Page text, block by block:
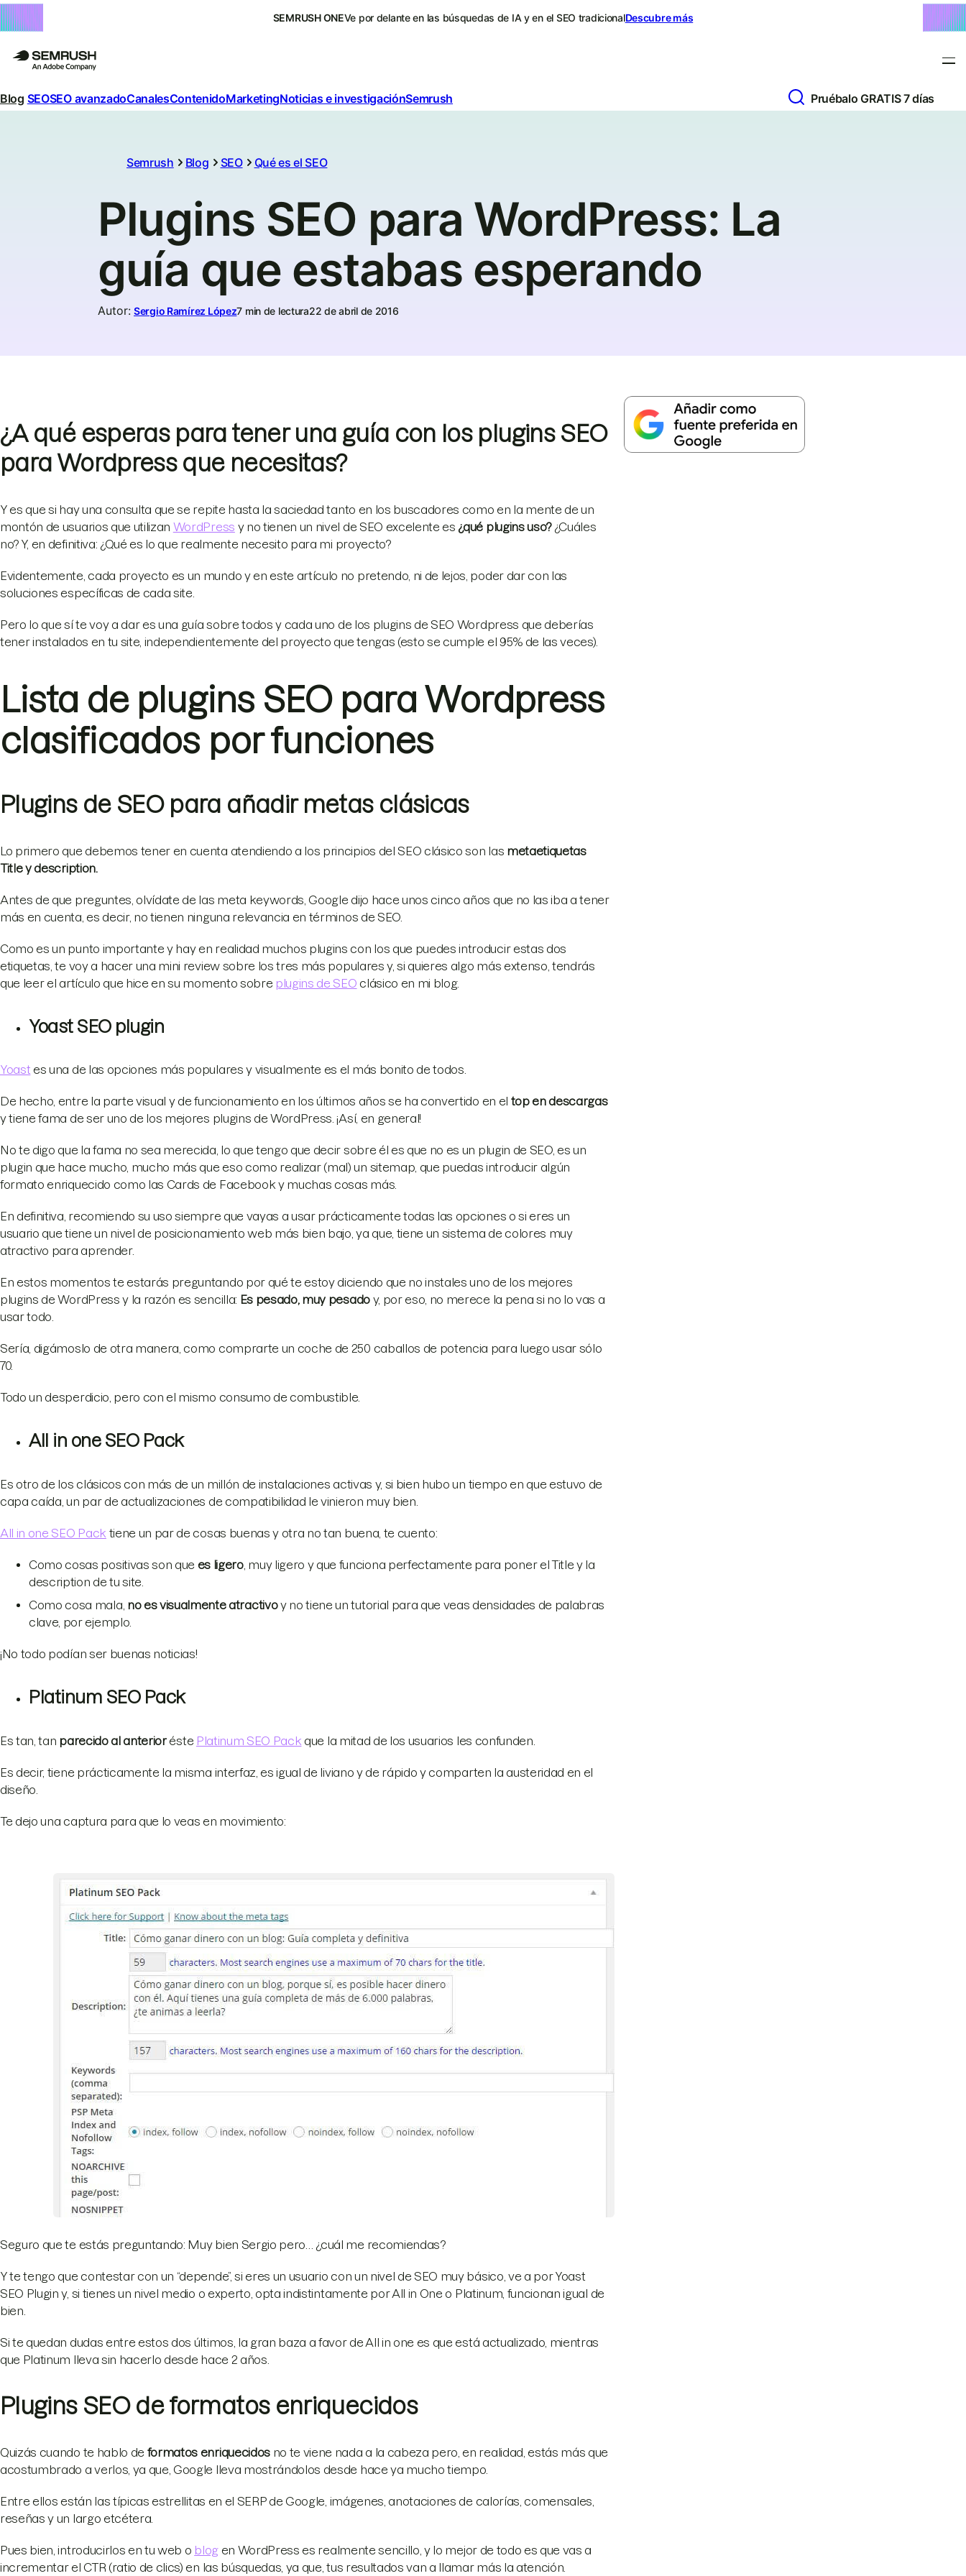
SEMRUSH ONEVe por delante en las búsquedas de IA y en el SEO tradicionalDescubre más
Blog SEOSEO avanzadoCanalesContenidoMarketingNoticias e investigaciónSemrush Pruébalo GRATIS 7 días
Semrush Blog SEO Qué es el SEO
Plugins SEO para WordPress: La
guía que estabas esperando
Autor: Sergio Ramírez López7 min de lectura22 de abril de 2016
¿A qué esperas para tener una guía con los plugins SEO
para Wordpress que necesitas?
Y es que si hay una consulta que se repite hasta la saciedad tanto en los buscadores como en la mente de un
montón de usuarios que utilizan WordPress y no tienen un nivel de SEO excelente es ¿qué plugins uso?¿Cuáles
no? Y, en definitiva: ¿Qué es lo que realmente necesito para mi proyecto?
Evidentemente, cada proyecto es un mundo y en este artículo no pretendo, ni de lejos, poder dar con las
soluciones específicas de cada site.
Pero lo que sí te voy a dar es una guía sobre todos y cada uno de los plugins de SEO Wordpress que deberías
tener instalados en tu site, independientemente del proyecto que tengas (esto se cumple el 95% de las veces).
Lista de plugins SEO para Wordpress
clasificados por funciones
Plugins de SEO para añadir metas clásicas
Lo primero que debemos tener en cuenta atendiendo a los principios del SEO clásico son las metaetiquetas
Title y description.
Antes de que preguntes, olvídate de las meta keywords, Google dijo hace unos cinco años que no las iba a tener
más en cuenta, es decir, no tienen ninguna relevancia en términos de SEO.
Como es un punto importante y hay en realidad muchos plugins con los que puedes introducir estas dos
etiquetas, te voy a hacer una mini review sobre los tres más populares y, si quieres algo más extenso, tendrás
que leer el artículo que hice en su momento sobre plugins de SEO clásico en mi blog.
Yoast SEO plugin
Yoast es una de las opciones más populares y visualmente es el más bonito de todos.
De hecho, entre la parte visual y de funcionamiento en los últimos años se ha convertido en el top en descargas
y tiene fama de ser uno de los mejores plugins de WordPress. ¡Así, en general!
No te digo que la fama no sea merecida, lo que tengo que decir sobre él es que no es un plugin de SEO, es un
plugin que hace mucho, mucho más que eso como realizar (mal) un sitemap, que puedas introducir algún
formato enriquecido como las Cards de Facebook y muchas cosas más.
En definitiva, recomiendo su uso siempre que vayas a usar prácticamente todas las opciones o si eres un
usuario que tiene un nivel de posicionamiento web más bien bajo, ya que, tiene un sistema de colores muy
atractivo para aprender.
En estos momentos te estarás preguntando por qué te estoy diciendo que no instales uno de los mejores
plugins de WordPress y la razón es sencilla: Es pesado, muy pesadoy, por eso, no merece la pena si no lo vas a
usar todo.
Sería, digámoslo de otra manera, como comprarte un coche de 250 caballos de potencia para luego usar sólo
70.
Todo un desperdicio, pero con el mismo consumo de combustible.
All in one SEO Pack
Es otro de los clásicos con más de un millón de instalaciones activas y, si bien hubo un tiempo en que estuvo de
capa caída, un par de actualizaciones de compatibilidad le vinieron muy bien.
All in one SEO Pack tiene un par de cosas buenas y otra no tan buena, te cuento:
Como cosas positivas son que es ligero, muy ligero y que funciona perfectamente para poner el Title y la
description de tu site.
Como cosa mala, no es visualmente atractivoy no tiene un tutorial para que veas densidades de palabras
clave, por ejemplo.
¡No todo podían ser buenas noticias!
Platinum SEO Pack
Es tan, tan parecido al anterioréste Platinum SEO Pack que la mitad de los usuarios les confunden.
Es decir, tiene prácticamente la misma interfaz, es igual de liviano y de rápido y comparten la austeridad en el
diseño.
Te dejo una captura para que lo veas en movimiento:
Seguro que te estás preguntando: Muy bien Sergio pero… ¿cuál me recomiendas?
Y te tengo que contestar con un “depende”, si eres un usuario con un nivel de SEO muy básico, ve a por Yoast
SEO Plugin y, si tienes un nivel medio o experto, opta indistintamente por All in One o Platinum, funcionan igual de
bien.
Si te quedan dudas entre estos dos últimos, la gran baza a favor de All in one es que está actualizado, mientras
que Platinum lleva sin hacerlo desde hace 2 años.
Plugins SEO de formatos enriquecidos
Quizás cuando te hablo de formatos enriquecidosno te viene nada a la cabeza pero, en realidad, estás más que
acostumbrado a verlos, ya que, Google lleva mostrándolos desde hace ya mucho tiempo.
Entre ellos están las típicas estrellitas en el SERP de Google, imágenes, anotaciones de calorías, comensales,
reseñas y un largo etcétera.
Pues bien, introducirlos en tu web o blogen WordPress es realmente sencillo, y lo mejor de todo es que vas a
incrementar el CTR (ratio de clics) en las búsquedas, ya que, tus resultados van a llamar más la atención.